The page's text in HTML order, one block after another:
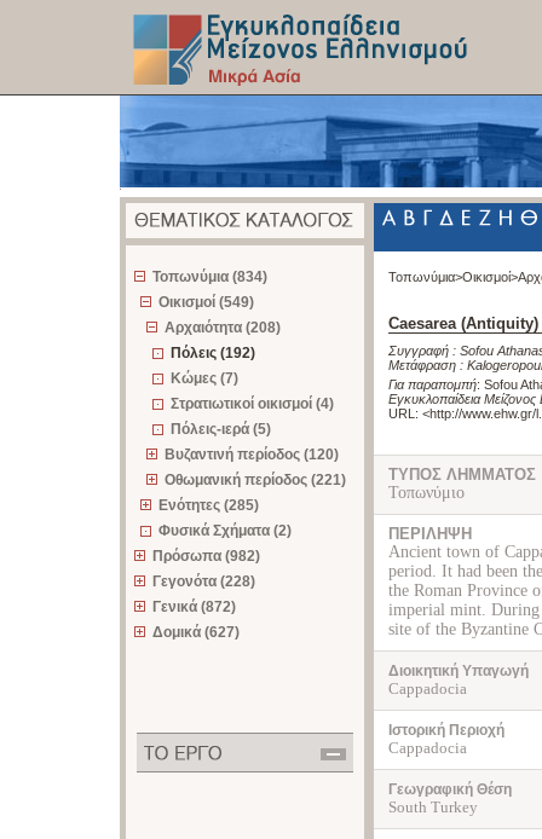
Τοπωνύμια (834)
Οικισμοί (549)
Αρχαιότητα (208)
Πόλεις (192)
Κώμες (7)
Στρατιωτικοί οικισμοί (4)
Πόλεις-ιερά (5)
Βυζαντινή περίοδος (120)
Οθωμανική περίοδος (221)
Ενότητες (285)
Φυσικά Σχήματα (2)
Πρόσωπα (982)
Γεγονότα (228)
Γενικά (872)
Δομικά (627)
Τοπωνύμια>Οικισμοί>
Caesarea (Antiquity)
Συγγραφή : Sofou
Μετάφραση :
Για παραπομπή: Sofou
Εγκυκλοπαίδεια
URL: <http://www.ehw.gr/
ΤΥΠΟΣ ΛΗΜΜΑΤΟΣ
Τοπωνύμιο
ΠΕΡΙΛΗΨΗ
Ancient town of
period. It had been
the Roman Province
imperial mint. During
site of the Byzantine
Διοικητική Υπαγωγή
Cappadocia
Ιστορική Περιοχή
Cappadocia
Γεωγραφική Θέση
South Turkey